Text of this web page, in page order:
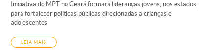
Iniciativa do MPT no Ceará formará lideranças jovens, nos estados,
para fortalecer políticas públicas direcionadas a crianças e
adolescentes
LEIA MAIS